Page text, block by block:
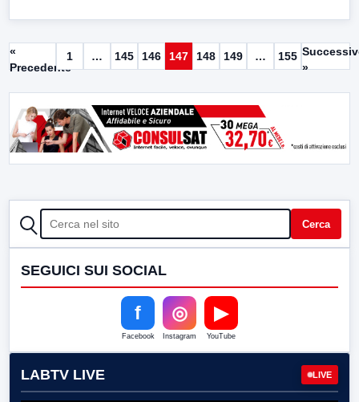
«
Precedente
1 … 145 146 147 148 149 … 155
»
CERCA Cerca
SEGUICI SUI SOCIAL
f
Facebook
◎
Instagram
▶
YouTube
LABTV LIVE LIVE